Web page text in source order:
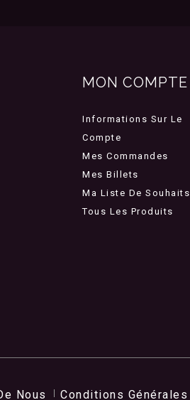
MON COMPTE
Informations Sur Le
Compte
Mes Commandes
Mes Billets
Ma Liste De Souhaits
Tous Les Produits
Nous Conditions Générales